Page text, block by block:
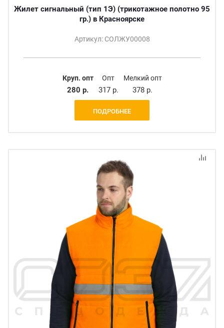
Жилет сигнальный (тип 1Э) (трикотажное полотно 95
гр.) в Красноярске
Артикул: СОЛЖУ00008
Круп. опт
280 р.
Опт
317 р.
Мелкий опт
378 р.
ПОДРОБНЕЕ